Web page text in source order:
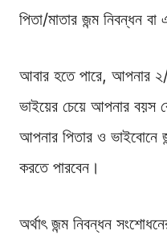
পিতা/মাতার জন্ম নিবন্ধন
আবার হতে পারে, আপনার
ভাইয়ের চেয়ে আপনার বয়স
আপনার পিতার ও ভাইবোনে
করতে পারবেন।
অর্থাৎ জন্ম নিবন্ধন